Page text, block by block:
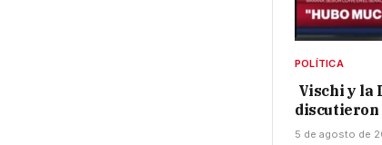
POLÍTICA
Vischi y la
discutieron
5 de agosto de